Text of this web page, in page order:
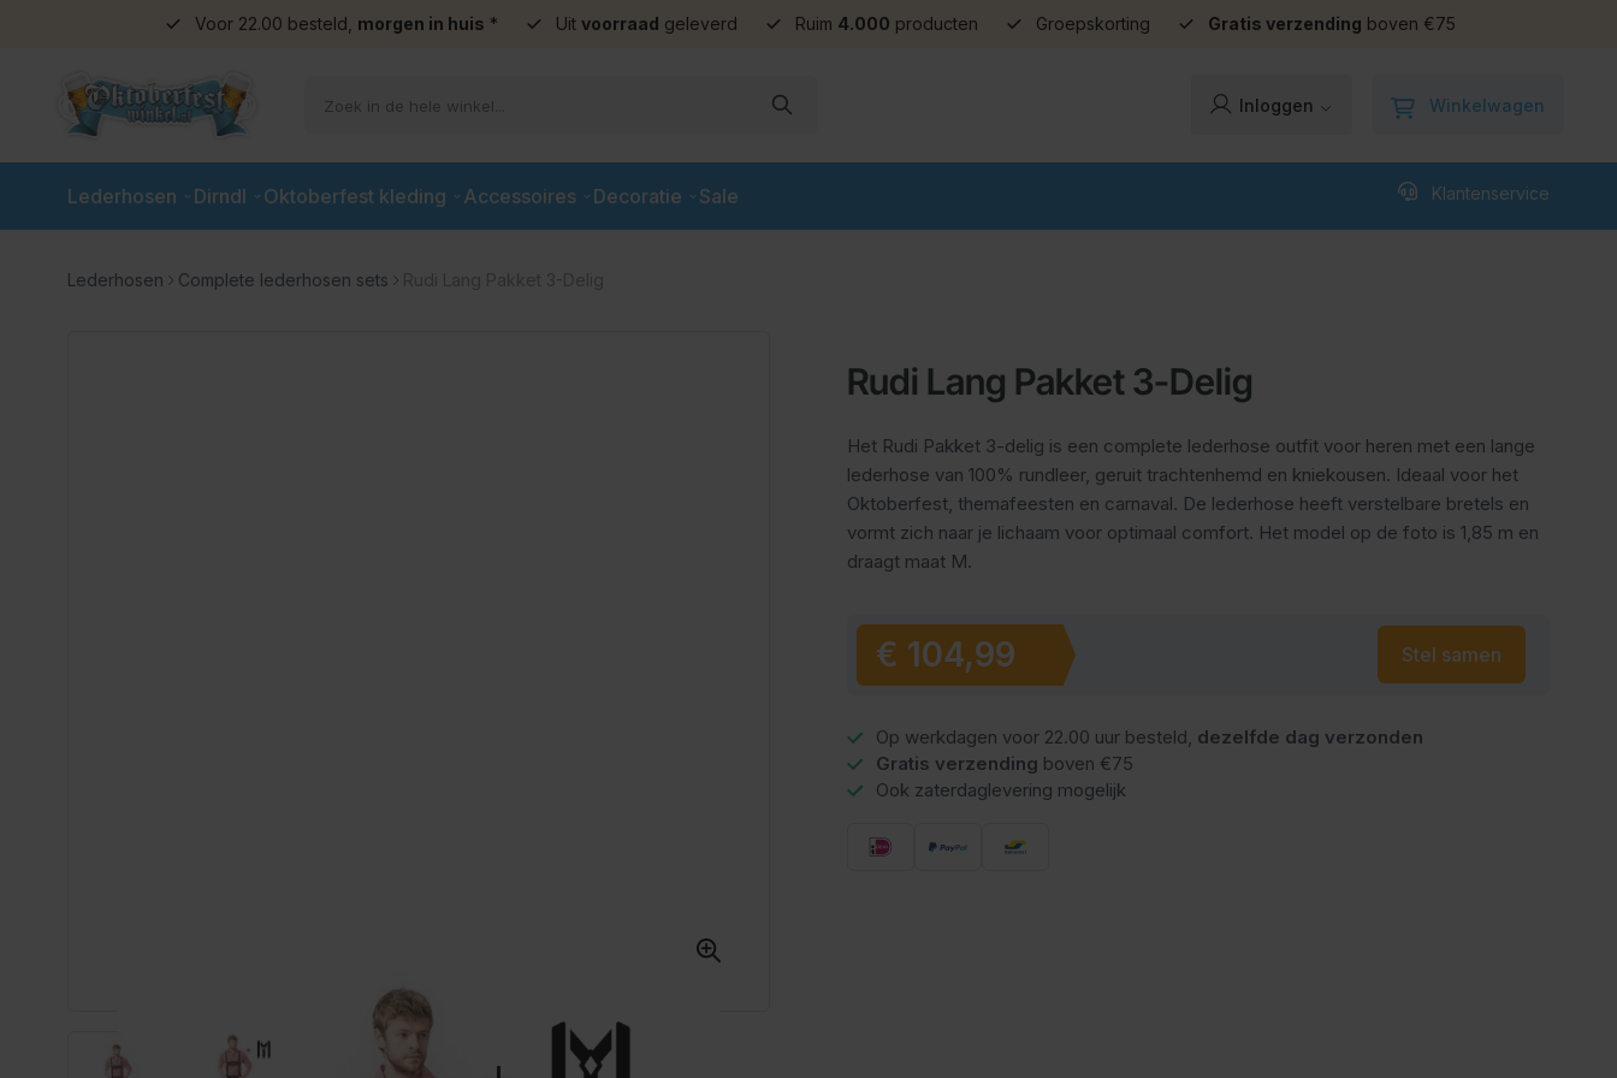
Voor 22.00 besteld, morgen in huis * Uit voorraad geleverd Ruim 4.000 producten Groepskorting Gratis verzending boven €75
Inloggen Winkelwagen
Lederhosen Dirndl Oktoberfest kleding Accessoires Decoratie Sale Klantenservice
Lederhosen Complete lederhosen sets Rudi Lang Pakket 3-Delig
Rudi Lang Pakket 3-Delig
Het Rudi Pakket 3-delig is een complete lederhose outfit voor heren met een lange
lederhose van 100% rundleer, geruit trachtenhemd en kniekousen. Ideaal voor het
Oktoberfest, themafeesten en carnaval. De lederhose heeft verstelbare bretels en
vormt zich naar je lichaam voor optimaal comfort. Het model op de foto is 1,85 m en
draagt maat M.
Vanaf
€ 104,99 Stel samen
Op werkdagen voor 22.00 uur besteld, dezelfde dag verzonden
Gratis verzending boven €75
Ook zaterdaglevering mogelijk